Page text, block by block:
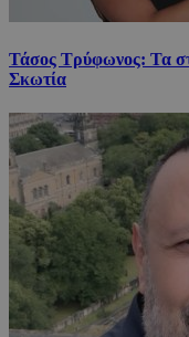
Τάσος Τρύφωνος: Τα
Σκωτία